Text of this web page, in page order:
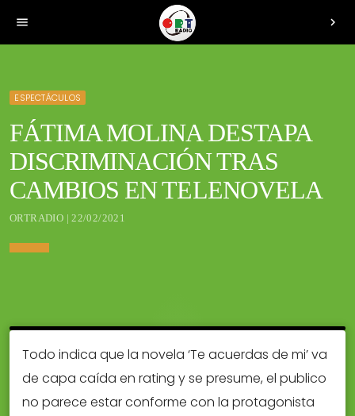
menu chevron_right
ESPECTÁCULOS
FÁTIMA MOLINA DESTAPA
DISCRIMINACIÓN TRAS
CAMBIOS EN TELENOVELA
ORTRADIO | 22/02/2021
Todo indica que la novela ‘Te acuerdas de mi’ va
de capa caída en rating y se presume, el publico
no parece estar conforme con la protagonista